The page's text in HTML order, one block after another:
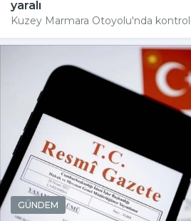
yaralı
Kuzey Marmara Otoyolu'nda
GÜNDEM